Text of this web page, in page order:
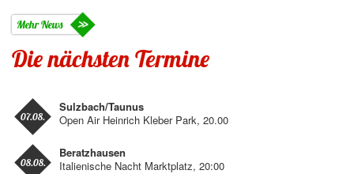
Mehr News
Die nächsten Termine
Sulzbach/Taunus
Open Air Heinrich Kleber Park, 20.00
07.08.
Beratzhausen
Italienische Nacht Marktplatz, 20:00
08.08.